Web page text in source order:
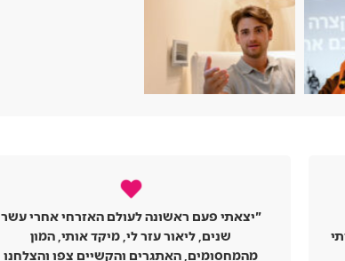
"אני שנה מסיום התהליך, והשינוי הולך איתי עד
היום- שיניתי דפוסי התנהגות שסחבתי כל החיים,
הצלחתי לפתוח קהילה של יוצרים כמו שתמיד